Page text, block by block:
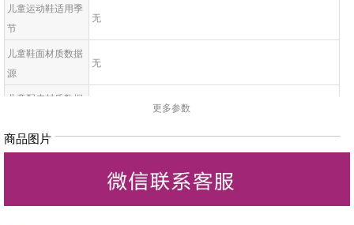
儿童运动鞋适用季
节
无
儿童鞋面材质数据
源
无
儿童配皮材质数据
儿童鞋底材质数据
无
源
更多参数
商品图片